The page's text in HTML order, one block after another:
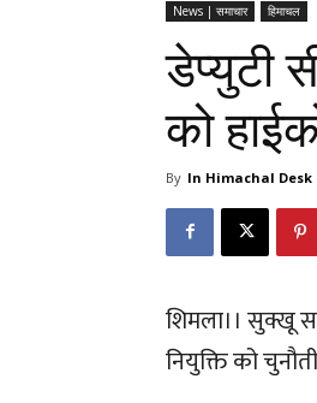
News | समाचार हिमाचल
डेप्युटी
को
By In Himachal Desk
शिमला।। सुक्खू
नियुक्ति को